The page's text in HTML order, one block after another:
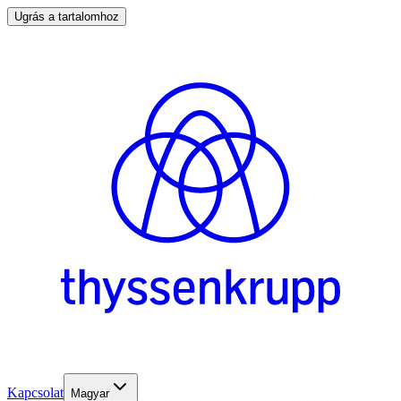
Ugrás a tartalomhoz
Kapcsolat Magyar